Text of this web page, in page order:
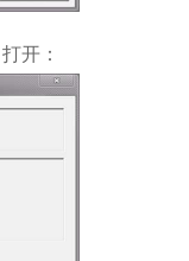
开：